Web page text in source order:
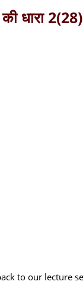
की धारा
to our lecture